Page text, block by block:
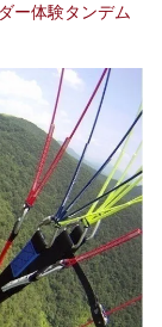
の人間将棋のシーン
あまりの似合いっぷ
いることでしょう。
舞鶴山の頂上で行
」が行われ、人間
ロ棋士と対局するこ
間将棋を見た後はゆ
か。
紹介します！
ー体験タンデム